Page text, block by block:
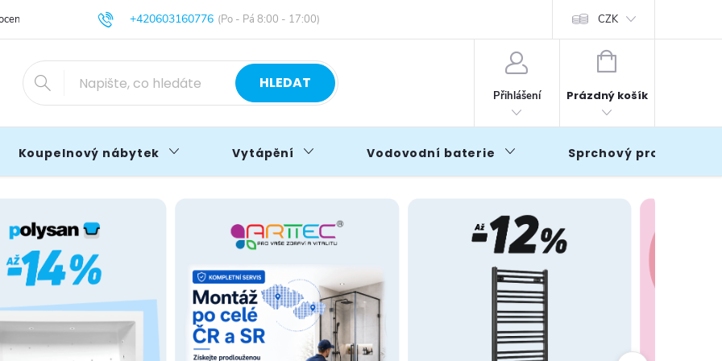
+420603160776
info@primakoupelny.cz
obchodu Obchodní podmínky Blog CZK
HLEDAT
Přihlášení
NÁKUPNÍ
Prázdný košík
Koupelnový nábytek Vytápění Vodovodní baterie Sprchový program